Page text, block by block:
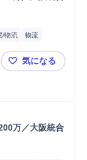
/物流
物流
◢◤大手金
気になる
万／大阪統合